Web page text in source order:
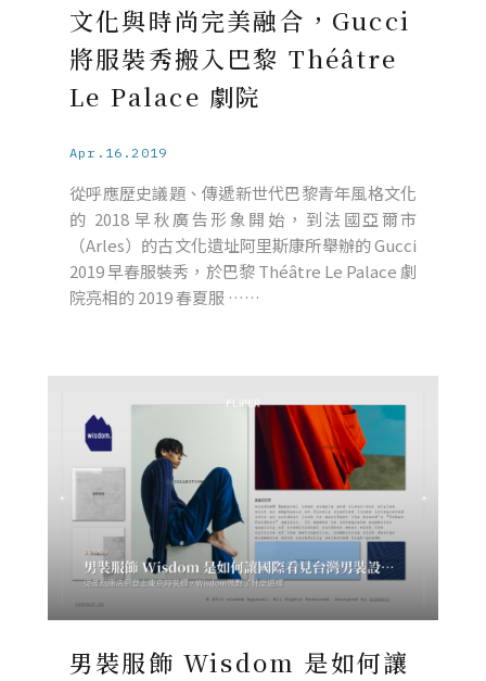
文化與時尚完美融合，Gucci
將服裝秀搬入巴黎 Théâtre
Le Palace 劇院
Apr.16.2019
從呼應歷史議題、傳遞新世代巴黎青年風格文化
的 2018 早秋廣告形象開始，到法國亞爾市
（Arles）的古文化遺址阿里斯康所舉辦的 Gucci
2019 早春服裝秀，於巴黎 Théâtre Le Palace 劇
院亮相的 2019 春夏服 ……
男裝服飾 Wisdom 是如何讓